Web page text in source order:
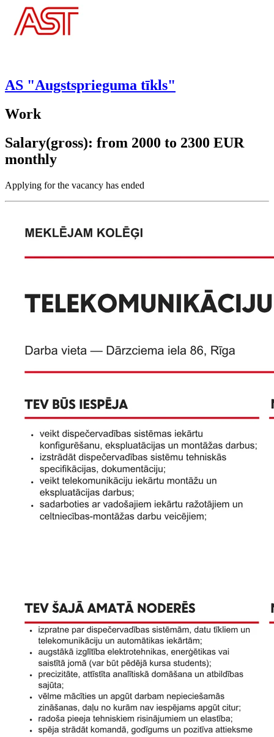
AS "Augstsprieguma tīkls"
Work
Salary(gross): from 2000 to 2300 EUR
monthly
Applying for the vacancy has ended